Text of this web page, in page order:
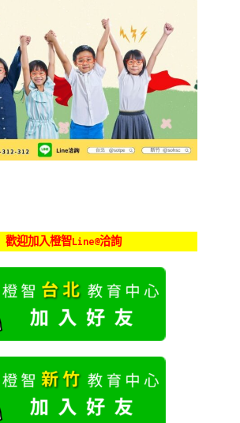
歡迎加入橙智Line@洽詢